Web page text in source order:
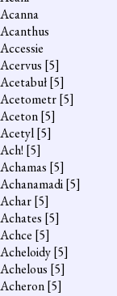
Acanna
Acanthus
Accessie
Acervus [5]
Acetabuł[5]
Acetometr[5]
Aceton[5]
Acetyl[5]
Ach! [5]
Achamas [5]
Achanamadi[5]
Achar[5]
Achates [5]
Achce [5]
Acheloidy[5]
Achelous [5]
Acheron[5]